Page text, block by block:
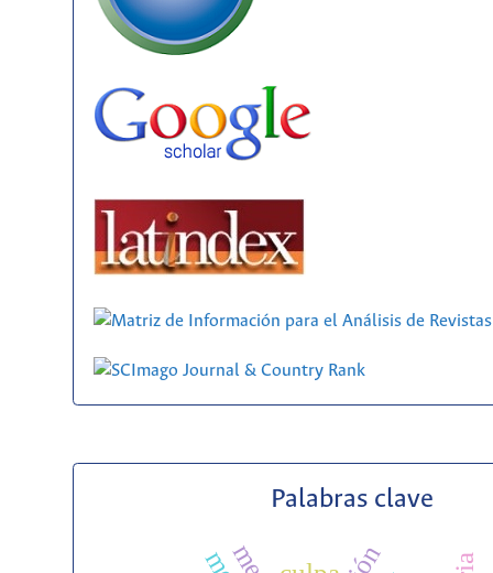
Palabras clave